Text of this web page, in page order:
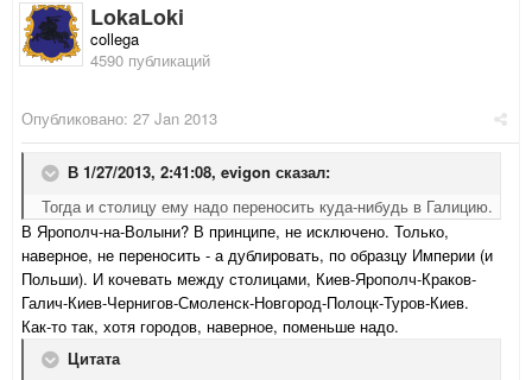
LokaLoki
collega
4590 публикаций
Опубликовано: 27 Jan 2013
В 1/27/2013, 2:41:08, evigon сказал:
Тогда и столицу ему надо переносить куда-нибудь в Галицию.
В Ярополч-на-Волыни? В принципе, не исключено. Только,
наверное, не переносить - а дублировать, по образцу Империи (и
Польши). И кочевать между столицами, Киев-Ярополч-Краков-
Галич-Киев-Чернигов-Смоленск-Новгород-Полоцк-Туров-Киев.
Как-то так, хотя городов, наверное, поменьше надо.
Цитата